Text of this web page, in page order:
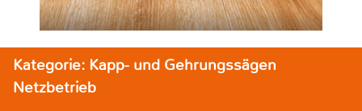
Kategorie: Kapp- und Gehrungssägen
Netzbetrieb